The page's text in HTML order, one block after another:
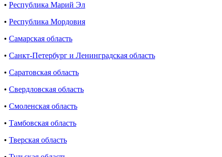
• Республика Марий Эл
• Республика Мордовия
• Самарская область
• Санкт-Петербург и Ленинградская область
• Саратовская область
• Свердловская область
• Смоленская область
• Тамбовская область
• Тверская область